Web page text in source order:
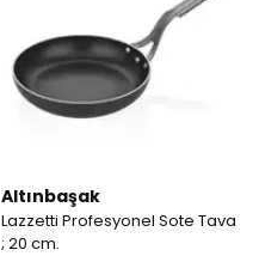
Altınbaşak
Lazzetti Profesyonel Sote Tava
; 20 cm.